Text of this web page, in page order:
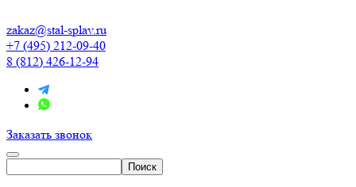
zakaz@stal-splav.ru
+7 (495) 212-09-40
8 (812) 426-12-94
Заказать звонок